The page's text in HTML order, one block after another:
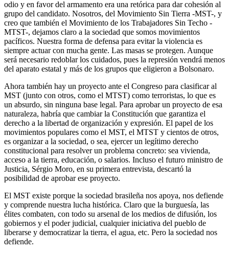
odio y en favor del armamento era una retórica para dar cohesión al
grupo del candidato. Nosotros, del Movimiento Sin Tierra -MST-, y
creo que también el Movimiento de los Trabajadores Sin Techo -
MTST-, dejamos claro a la sociedad que somos movimientos
pacíficos. Nuestra forma de defensa para evitar la violencia es
siempre actuar con mucha gente. Las masas se protegen. Aunque
será necesario redoblar los cuidados, pues la represión vendrá menos
del aparato estatal y más de los grupos que eligieron a Bolsonaro.
Ahora también hay un proyecto ante el Congreso para clasificar al
MST (junto con otros, como el MTST) como terroristas, lo que es
un absurdo, sin ninguna base legal. Para aprobar un proyecto de esa
naturaleza, habría que cambiar la Constitución que garantiza el
derecho a la libertad de organización y expresión. El papel de los
movimientos populares como el MST, el MTST y cientos de otros,
es organizar a la sociedad, o sea, ejercer un legítimo derecho
constitucional para resolver un problema concreto: sea vivienda,
acceso a la tierra, educación, o salarios. Incluso el futuro ministro de
Justicia, Sérgio Moro, en su primera entrevista, descartó la
posibilidad de aprobar ese proyecto.
El MST existe porque la sociedad brasileña nos apoya, nos defiende
y comprende nuestra lucha histórica. Claro que la burguesía, las
élites combaten, con todo su arsenal de los medios de difusión, los
gobiernos y el poder judicial, cualquier iniciativa del pueblo de
liberarse y democratizar la tierra, el agua, etc. Pero la sociedad nos
defiende.